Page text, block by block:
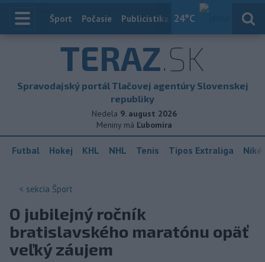
24°C
Index
Šport Počasie Publicistika Slovensko
TERAZ.SK
Spravodajský portál Tlačovej agentúry Slovenskej
republiky
Nedela 9. august 2026
Meniny má Ľubomíra
Futbal Hokej KHL NHL Tenis Tipos Extraliga
< sekcia Šport
O jubilejný ročník
bratislavského maratónu opäť
veľký záujem